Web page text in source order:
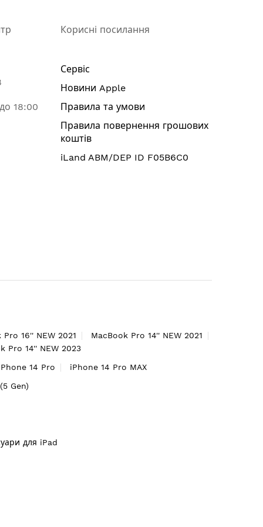
18:00
Корисні посилання
Сервіс
Новини Apple
Правила та умови
Правила повернення грошових
коштів
iLand ABM/DEP ID F05B6C0
Pro 16'' NEW 2021
MacBook Pro 14'' NEW 2021
Pro 14'' NEW 2023
14 Pro
iPhone 14 Pro MAX
Gen)
для iPad